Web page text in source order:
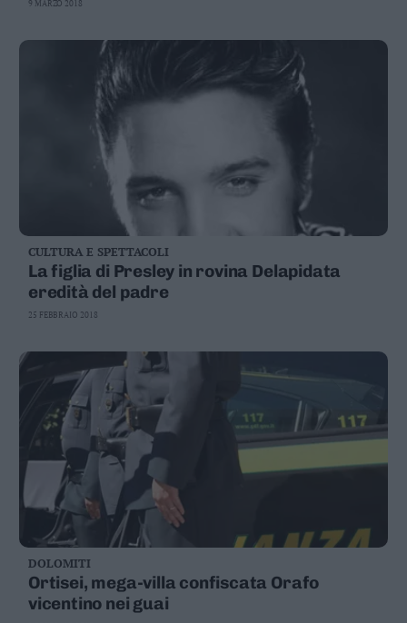
9 MARZO 2018
CULTURA E SPETTACOLI
La figlia di Presley in rovina Delapidata
eredità del padre
25 FEBBRAIO 2018
DOLOMITI
Ortisei, mega-villa confiscata Orafo
vicentino nei guai